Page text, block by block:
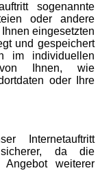
sogenannte
oder andere
eingesetzten
und gespeichert
im individuellen
von Ihnen, wie
oder Ihre
Internetauftritt
sicherer, da die
weiterer